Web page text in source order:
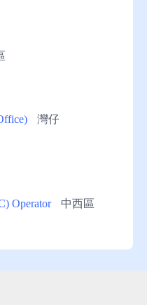
灣仔
Operator
中西區